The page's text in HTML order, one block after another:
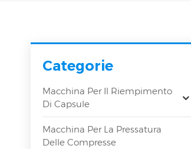
Categorie
Macchina Per Il Riempimento
Di Capsule
Macchina Per La Pressatura
Delle Compresse